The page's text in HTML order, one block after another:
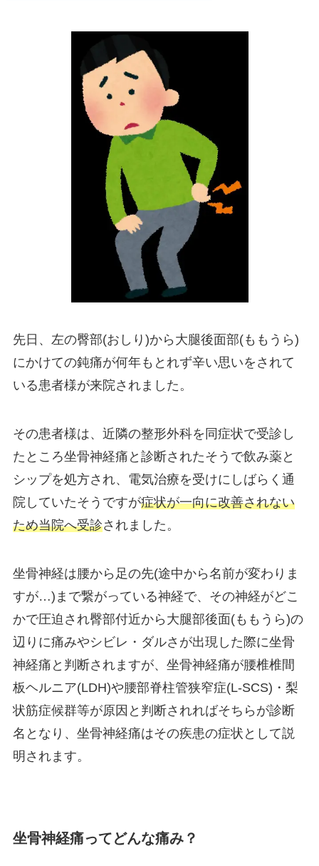
先日、左の臀部(おしり)から大腿後面部(ももうら)
にかけての鈍痛が何年もとれず辛い思いをされて
いる患者様が来院されました。
その患者様は、近隣の整形外科を同症状で受診し
たところ坐骨神経痛と診断されたそうで飲み薬と
シップを処方され、電気治療を受けにしばらく通
院していたそうですが症状が一向に改善されない
ため当院へ受診されました。
坐骨神経は腰から足の先(途中から名前が変わりま
すが…)まで繋がっている神経で、その神経がどこ
かで圧迫され臀部付近から大腿部後面(ももうら)の
辺りに痛みやシビレ・ダルさが出現した際に坐骨
神経痛と判断されますが、坐骨神経痛が腰椎椎間
板ヘルニア(LDH)や腰部脊柱管狭窄症(L-SCS)・梨
状筋症候群等が原因と判断されればそちらが診断
名となり、坐骨神経痛はその疾患の症状として説
明されます。
坐骨神経痛ってどんな痛み？